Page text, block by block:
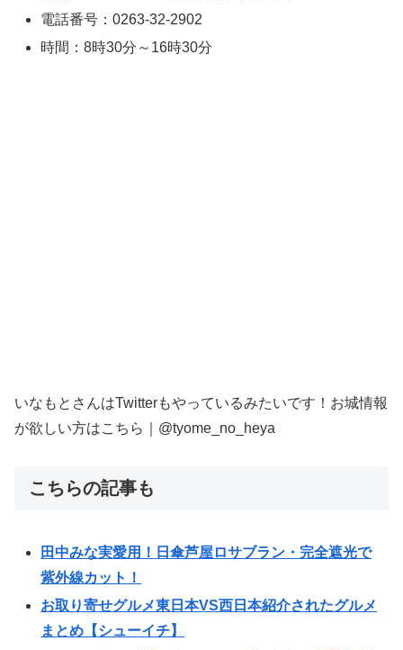
電話番号：0263-32-2902
時間：8時30分～16時30分
いなもとさんはTwitterもやっているみたいです！お城情報
が欲しい方はこちら｜@tyome_no_heya
こちらの記事も
田中みな実愛用！日傘芦屋ロサブラン・完全遮光で
紫外線カット！
お取り寄せグルメ東日本VS西日本紹介されたグルメ
まとめ【シューイチ】